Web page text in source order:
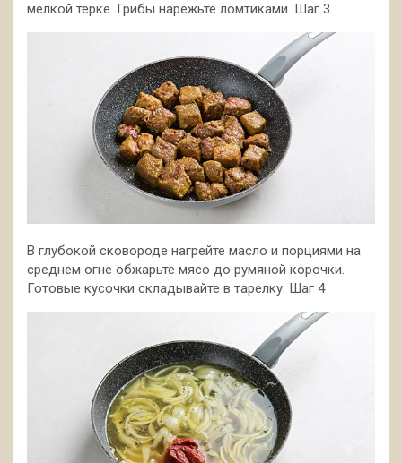
мелкой терке. Грибы нарежьте ломтиками. Шаг 3
В глубокой сковороде нагрейте масло и порциями на
среднем огне обжарьте мясо до румяной корочки.
Готовые кусочки складывайте в тарелку. Шаг 4